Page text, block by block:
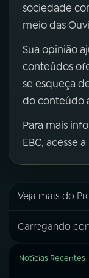
sociedade
meio das
Sua opinião
conteúdos
se esqueça
do conteúdo
Para mais
EBC, acesse
Veja mais do
Carregando
Notícias Recentes